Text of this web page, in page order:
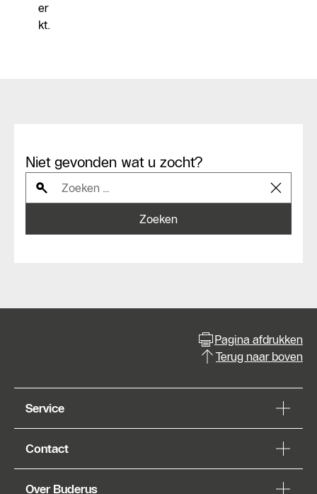
er
kt.
Niet gevonden wat u zocht?
Zoeken
Pagina afdrukken
Terug naar boven
Service
Contact
Over Buderus